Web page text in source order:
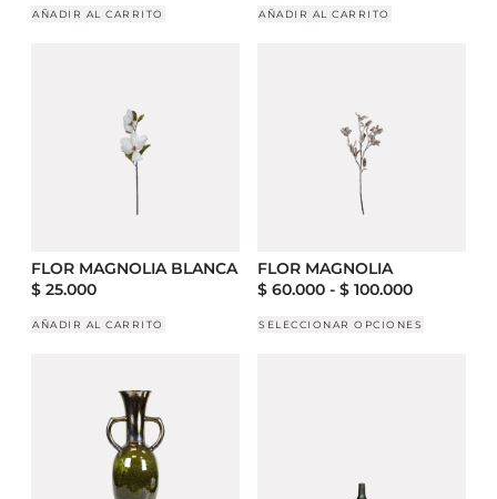
AÑADIR AL CARRITO AÑADIR AL CARRITO
FLOR MAGNOLIA BLANCA
$ 25.000
AÑADIR AL CARRITO
FLOR MAGNOLIA
$ 60.000 - $ 100.000
SELECCIONAR OPCIONES